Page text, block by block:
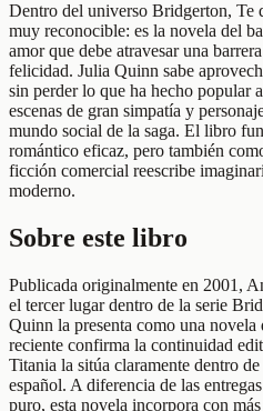
Dentro del universo Bridgerton, Te
muy reconocible: es la novela del
amor que debe atravesar una
felicidad. Julia Quinn sabe
sin perder lo que ha hecho popular
escenas de gran simpatía y
mundo social de la saga. El libro
romántico eficaz, pero también
ficción comercial reescribe
moderno.
Sobre este libro
Publicada originalmente en 2001,
el tercer lugar dentro de la serie
Quinn la presenta como una novela
reciente confirma la continuidad
Titania la sitúa claramente dentro
español. A diferencia de las
puro, esta novela incorpora con